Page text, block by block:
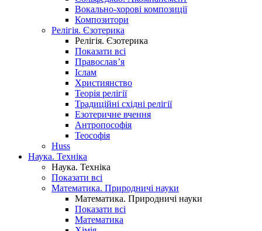
Вокально-хорові композиції
Композитори
Релігія. Єзотерика
Релігія. Єзотерика
Показати всі
Православ’я
Іслам
Християнство
Теорія релігії
Традиційні східні релігії
Езотеричне вчення
Антропософія
Теософія
Huss
Наука. Техніка
Наука. Техніка
Показати всі
Математика. Природничі науки
Математика. Природничі науки
Показати всі
Математика